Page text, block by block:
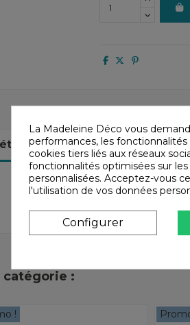
du produit Infos
catégorie :
!
La Madeleine Déco vous
performances, les
cookies tiers liés aux réseaux
fonctionnalités optimisées sur
personnalisées. Acceptez-vous
l'utilisation de vos données
Configurer